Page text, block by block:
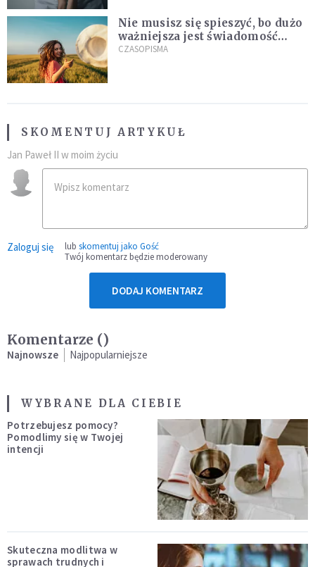
Nie musisz się spieszyć, bo dużo
ważniejsza jest świadomość
kierunku
CZASOPISMA
SKOMENTUJ ARTYKUŁ
Jan Paweł II w moim życiu
Zaloguj się lub skomentuj jako Gość
Twój komentarz będzie moderowany
DODAJ KOMENTARZ
Komentarze ()
Najnowsze Najpopularniejsze
WYBRANE DLA CIEBIE
Potrzebujesz pomocy?
Pomodlimy się w Twojej
intencji
Skuteczna modlitwa w
sprawach trudnych i